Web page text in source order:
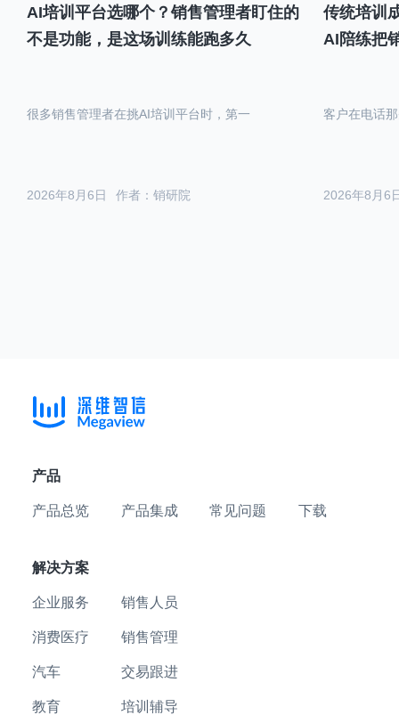
AI培训平台选哪个？销售管理者盯住的
不是功能，是这场训练能跑多久
作者：销研院
2026年8月6日
很多销售管理者在挑AI培训平台时，第一
传统培训
AI陪练把
2026年8月6
客户在电话
产品
产品总览 产品集成 常见问题 下载
解决方案
企业服务
消费医疗
汽车
教育
销售人员
销售管理
交易跟进
培训辅导